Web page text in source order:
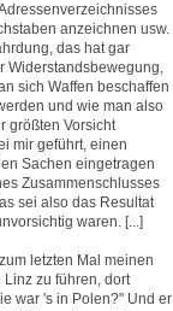
anzeichnen usw.
das hat gar
Widerstandsbewegung,
sich Waffen beschaffen
und wie man also
größten Vorsicht
mir geführt, einen
Sachen eingetragen
Zusammenschlusses
sei also das Resultat
waren. [...]
letzten Mal meinen
Linz zu führen, dort
war 's in Polen?" Und er